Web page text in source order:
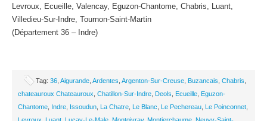
Levroux, Ecueille, Valencay, Eguzon-Chantome, Chabris, Luant,
Villedieu-Sur-Indre, Tournon-Saint-Martin
(Département 36 – Indre)
Tag: 36 Aigurande Ardentes Argenton-Sur-Creuse Buzancais Chabris
chateauroux Chateauroux Chatillon-Sur-Indre Deols Ecueille Eguzon-
Chantome Indre Issoudun La Chatre Le Blanc Le Pechereau Le Poinconnet